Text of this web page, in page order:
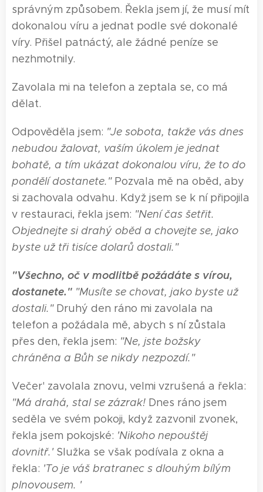
správným způsobem. Řekla jsem jí, že musí mít
dokonalou víru a jednat podle své dokonalé
víry. Přišel patnáctý, ale žádné peníze se
nezhmotnily.
Zavolala mi na telefon a zeptala se, co má
dělat.
Odpověděla jsem: "Je sobota, takže vás dnes
nebudou žalovat, vaším úkolem je jednat
bohatě, a tím ukázat dokonalou víru, že to do
pondělí dostanete."Pozvala mě na oběd, aby
si zachovala odvahu. Když jsem se k ní připojila
v restauraci, řekla jsem: "Není čas šetřit.
Objednejte si drahý oběd a chovejte se, jako
byste už tři tisíce dolarů dostali."
"Všechno, oč v modlitbě požádáte s vírou,
dostanete." "Musíte se chovat, jako byste už
dostali."Druhý den ráno mi zavolala na
telefon a požádala mě, abych s ní zůstala
přes den, řekla jsem: "Ne, jste božsky
chráněna a Bůh se nikdy nezpozdí."
Večer' zavolala znovu, velmi vzrušená a řekla:
"Má drahá, stal se zázrak! Dnes ráno jsem
seděla ve svém pokoji, když zazvonil zvonek,
řekla jsem pokojské: 'Nikoho nepouštěj
dovnitř.'Služka se však podívala z okna a
řekla: 'To je váš bratranec s dlouhým bílým
plnovousem. '